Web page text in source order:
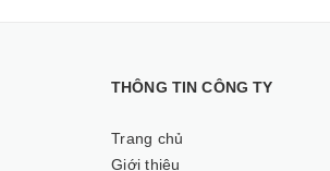
THÔNG TIN CÔNG TY
Trang chủ
Giới thiệu